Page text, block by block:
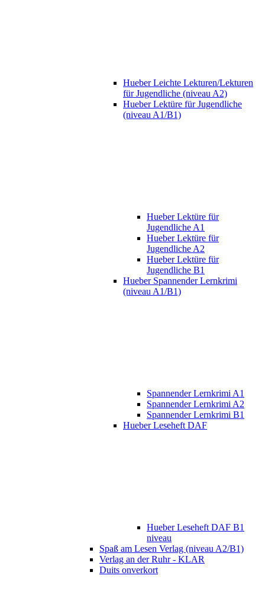
Hueber Leichte Lekturen/Lekturen
für Jugendliche (niveau A2)
Hueber Lektüre für Jugendliche
(niveau A1/B1)
Hueber Lektüre für
Jugendliche A1
Hueber Lektüre für
Jugendliche A2
Hueber Lektüre für
Jugendliche B1
Hueber Spannender Lernkrimi
(niveau A1/B1)
Spannender Lernkrimi A1
Spannender Lernkrimi A2
Spannender Lernkrimi B1
Hueber Leseheft DAF
Hueber Leseheft DAF B1
niveau
Spaß am Lesen Verlag (niveau A2/B1)
Verlag an der Ruhr - KLAR
Duits onverkort